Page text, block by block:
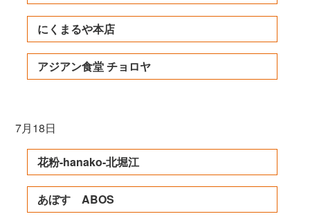
にくまるや本店
アジアン食堂 チョロヤ
7月18日
花粉-hanako-北堀江
あぼす ABOS